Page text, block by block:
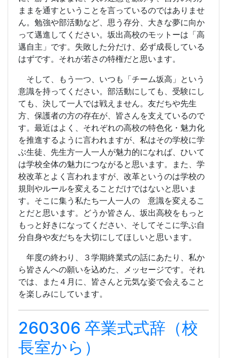
ままを通すということを言っているのではありませ
ん。勉強や部活動など、思う存分、大きな夢に向か
って邁進してください。坂出高校のモットーは「高
邁自主」です。失敗した分だけ、必ず成長している
はずです。それが若さの特権だと思います。
そして、もう一つ、いつも「チーム坂高」という
意識を持ってください。部活動にしても、受験にし
ても、決して一人では戦えません。友だちや先生
方、保護者の方の存在が、皆さんを支えているので
す。最近はよく、それぞれの高校の特色化・魅力化
を推進するように言われますが、私はその学校に学
ぶ生徒、先生方一人一人が魅力的になれば、ひいて
は学校全体の魅力につながると思います。また、学
校改革とよく言われますが、改革というのは学校の
規則やルールを変えることだけではないと思いま
す。そこに集う私たち一人一人の 意識を変えるこ
とだと思います。どうか皆さん、坂出高校をもっと
もっと好きになってください、そしてそこに学ぶ自
分自身や友だちを大切にしてほしいと思います。
年度の終わり、３学期終業式の話にあたり、私か
ら皆さんへの願いを込めた、メッセージです。それ
では、また４月に、皆さんと元気な姿で会えること
を楽しみにしています。
260306 卒業式式辞（校
長室から）